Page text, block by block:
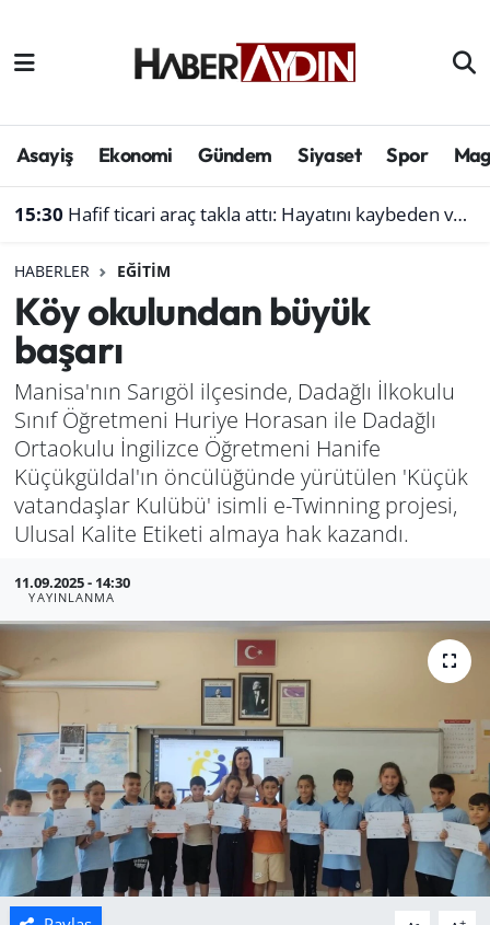
Asayiş Ekonomi Gündem Siyaset Spor
15:30 Hafif ticari araç takla attı: Hayatını kaybeden ve yaralananlar var
HABERLER EĞITIM
Köy okulundan büyük
başarı
Manisa'nın Sarıgöl ilçesinde, Dadağlı İlkokulu
Sınıf Öğretmeni Huriye Horasan ile Dadağlı
Ortaokulu İngilizce Öğretmeni Hanife
Küçükgüldal'ın öncülüğünde yürütülen 'Küçük
vatandaşlar Kulübü' isimli e-Twinning projesi,
Ulusal Kalite Etiketi almaya hak kazandı.
11.09.2025 - 14:30
YAYINLANMA
Afyonkarahisar
Çevre
Genel
Haber
Izmir
Kütahya
Manisa
Muğla
Uşak
Aydın Hava Durumu
Süper Lig Puan Durumu ve Fikstür
Son Dakika Haberleri
Haber Arşivi